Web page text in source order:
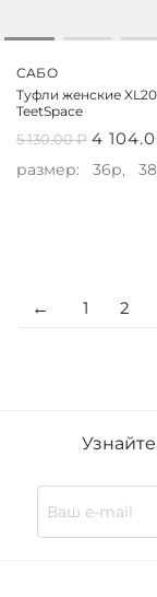
САБО
Туфли женские
TeetSpace
5 130.00₽ 4
размер: 36р,
1 2